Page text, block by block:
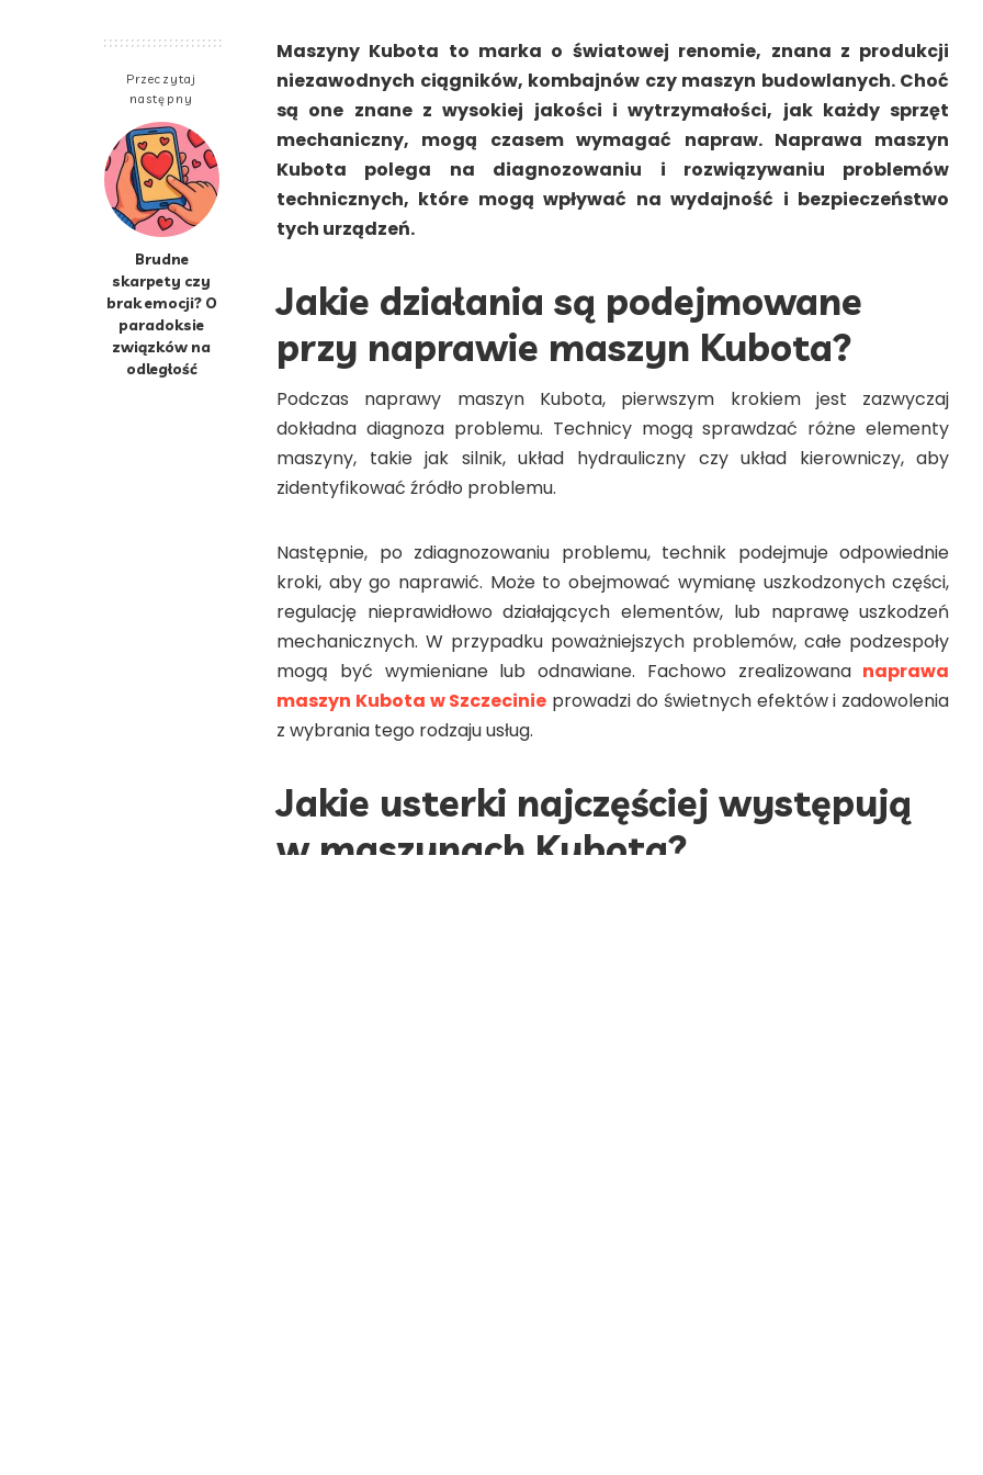
Przeczytaj
następny
Brudne
skarpety czy
brak emocji? O
paradoksie
związków na
odległość
Maszyny Kubota to marka o światowej renomie, znana z produkcji
niezawodnych ciągników, kombajnów czy maszyn budowlanych. Choć
są one znane z wysokiej jakości i wytrzymałości, jak każdy sprzęt
mechaniczny, mogą czasem wymagać napraw. Naprawa maszyn
Kubota polega na diagnozowaniu i rozwiązywaniu problemów
technicznych, które mogą wpływać na wydajność i bezpieczeństwo
tych urządzeń.
Jakie działania są podejmowane
przy naprawie maszyn Kubota?
Podczas naprawy maszyn Kubota, pierwszym krokiem jest zazwyczaj
dokładna diagnoza problemu. Technicy mogą sprawdzać różne elementy
maszyny, takie jak silnik, układ hydrauliczny czy układ kierowniczy, aby
zidentyfikować źródło problemu.
Następnie, po zdiagnozowaniu problemu, technik podejmuje odpowiednie
kroki, aby go naprawić. Może to obejmować wymianę uszkodzonych części,
regulację nieprawidłowo działających elementów, lub naprawę uszkodzeń
mechanicznych. W przypadku poważniejszych problemów, całe podzespoły
mogą być wymieniane lub odnawiane. Fachowo zrealizowana naprawa
maszyn Kubota w Szczecinie prowadzi do świetnych efektów i zadowolenia
z wybrania tego rodzaju usług.
Jakie usterki najczęściej występują
w maszynach Kubota?